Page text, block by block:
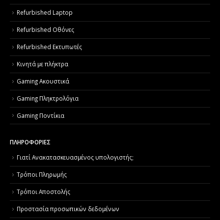
Refurbished Laptop
Refurbished Οθόνες
Refurbished Εκτυπωτές
Κινητά με πλήκτρα
Gaming Ακουστικά
Gaming Πληκτρολόγια
Gaming Ποντίκια
ΠΛΗΡΟΦΟΡΙΕΣ
Γιατί Aνακατασκευασμένος υπολογιστής;
Τρόποι Πληρωμής
Τρόποι Αποστολής
Προστασία προσωπικών δεδομένων